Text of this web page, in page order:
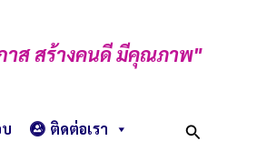
าส สร้างคนดี มีคุณภาพ"
ติดต่อเรา Search